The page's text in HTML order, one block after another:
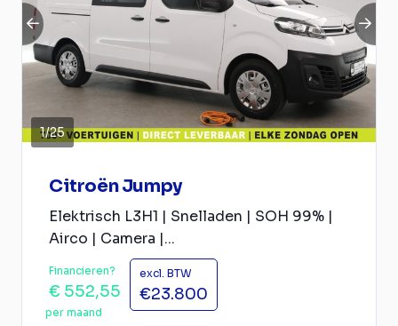
1/25
Citroën Jumpy
Elektrisch L3H1 | Snelladen | SOH 99% |
Airco | Camera |...
Financieren?
€ 552,55
per maand
excl. BTW
€23.800